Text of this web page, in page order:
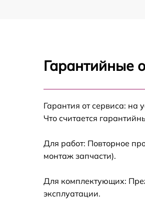
Прошивка блока
Hiper
Замена контроллера
Ремонт блока
Замена блока
Гарантийные
Гарантия от сервиса:
Что считается
Для работ: Повторное
монтаж запчасти).
Для комплектующих:
эксплуатации.